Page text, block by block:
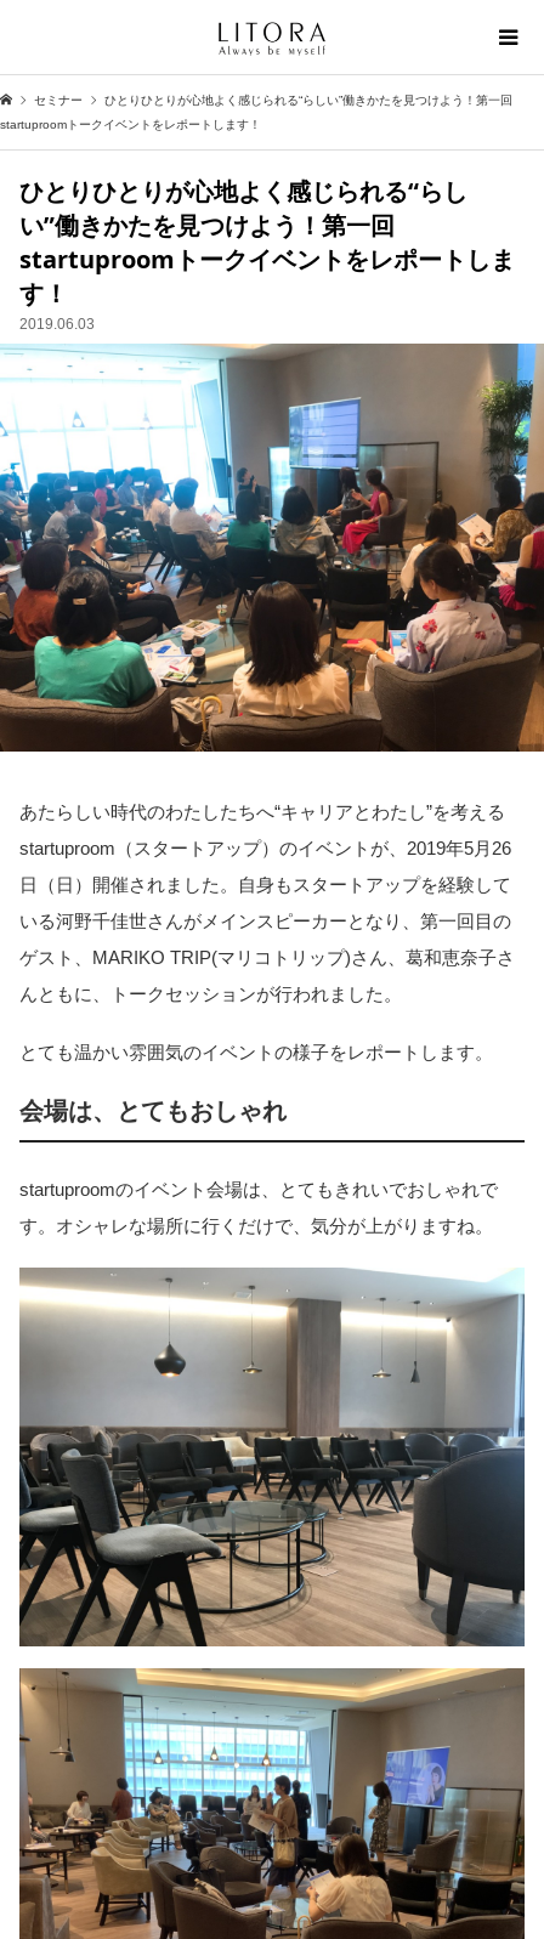
セミナー
ひとりひとりが心地よく感じられる“らしい”働きかたを見つけよう！第一回
startuproomトークイベントをレポートします！
ひとりひとりが心地よく感じられる“らし
い”働きかたを見つけよう！第一回
startuproomトークイベントをレポートしま
す！
2019.06.03
あたらしい時代のわたしたちへ“キャリアとわたし”を考える
startuproom（スタートアップ）のイベントが、2019年5月26
日（日）開催されました。自身もスタートアップを経験して
いる河野千佳世さんがメインスピーカーとなり、第一回目の
ゲスト、MARIKO TRIP(マリコトリップ)さん、葛和恵奈子さ
んともに、トークセッションが行われました。
とても温かい雰囲気のイベントの様子をレポートします。
会場は、とてもおしゃれ
startuproomのイベント会場は、とてもきれいでおしゃれで
す。オシャレな場所に行くだけで、気分が上がりますね。